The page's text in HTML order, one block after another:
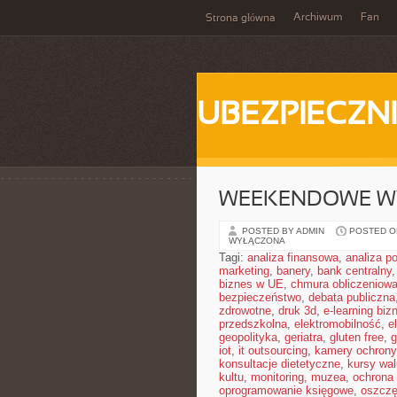
Strona główna Archiwum Fan
WEEKENDOWE
POSTED BY ADMIN POSTED
WYŁĄCZONA
Tagi: analiza finansowa, analiza
marketing, banery, bank centralny,
biznes w UE, chmura obliczeniowa
bezpieczeństwo, debata publiczna,
zdrowotne, druk 3d, e-learning
przedszkolna, elektromobilność,
geopolityka, geriatra, gluten free,
iot, it outsourcing, kamery ochrony
konsultacje dietetyczne, kursy
kultu, monitoring, muzea, ochrona
oprogramowanie księgowe,